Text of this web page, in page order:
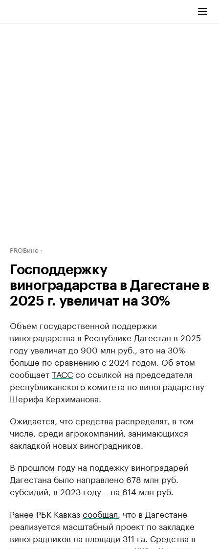
PROВино
Господдержку
виноградарства в Дагестане в
2025 г. увеличат на 30%
Объем государственной поддержки
виноградарства в Республике Дагестан в 2025
году увеличат до 900 млн руб., это на 30%
больше по сравнению с 2024 годом. Об этом
сообщаетТАССсо ссылкой на председателя
республиканского комитета по виноградарству
Шерифа Керхиманова.
Ожидается, что средства распределят, в том
числе, среди агрокомпаний, занимающихся
закладкой новых виноградников.
В прошлом году на поддежку виноградарей
Дагестана было направлено 678 млн руб.
субсидий, в 2023 году – на 614 млн руб.
Ранее РБК Кавказсообщал , что в Дагестане
реализуется масштабный проект по закладке
виноградников на площади 311 га. Средства в